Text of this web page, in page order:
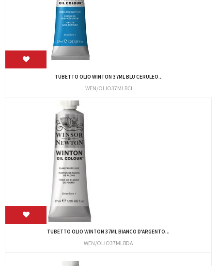
TUBETTO OLIO WINTON 37ML BLU CERULEO...
WEN/OLIO37MLBCI
TUBETTO OLIO WINTON 37ML BIANCO D'ARGENTO...
WEN/OLIO37MLBDA